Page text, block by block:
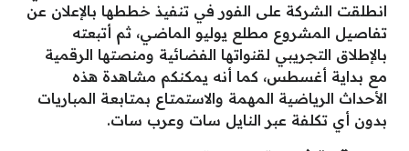
انطلقت الشركة على الفور في تنفيذ خططها بالإعلان عن
تفاصيل المشروع مطلع يوليو الماضي، ثم أتبعته
بالإطلاق التجريبي لقنواتها الفضائية ومنصتها الرقمية
مع بداية أغسطس، كما أنه يمكنكم مشاهدة هذه
الأحداث الرياضية المهمة والاستمتاع بمتابعة المباريات
بدون أي تكلفة عبر النايل سات وعرب سات.